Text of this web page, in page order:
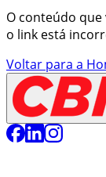
O conteúdo
o link está
Voltar para a